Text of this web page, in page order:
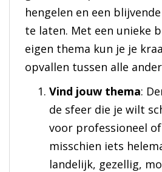
hengelen en een
te laten. Met een unieke
eigen thema kun je je
opvallen tussen alle
Vind jouw thema:
de sfeer die je wilt
voor professioneel
misschien iets
landelijk, gezellig,